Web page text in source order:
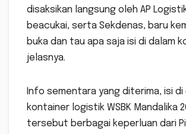
disaksikan langsung oleh AP
beacukai, serta Sekdenas, baru
buka dan tau apa saja isi di dalam
jelasnya.
Info sementara yang diterima, isi di
kontainer logistik WSBK Mandalika
tersebut berbagai keperluan dari